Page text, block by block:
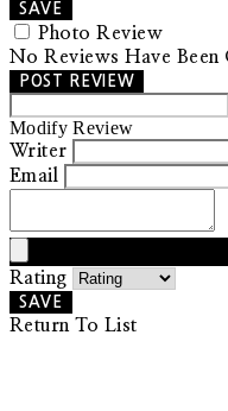
SAVE
Photo Review
No Reviews Have Been
POST REVIEW
Modify Review
Writer
Email
Rating
SAVE
Return To List